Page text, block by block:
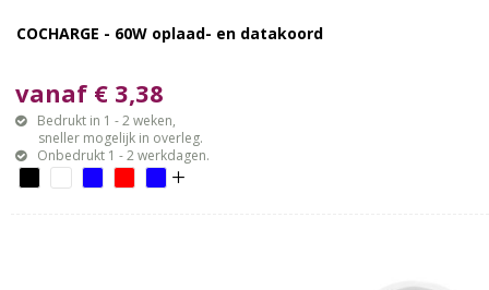
COCHARGE - 60W oplaad- en datakoord
vanaf € 3,38
Bedrukt in 1 - 2 weken,
sneller mogelijk in overleg.
Onbedrukt 1 - 2 werkdagen.